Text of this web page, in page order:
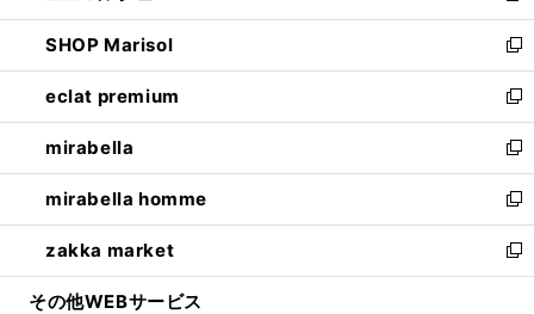
開
く
ウ
で
開
く
ン
ド
ウ
で
開
く
ウ
ィ
ン
ド
ウ
で
開
く
し
い
ウ
ィ
ン
ド
ウ
で
開
く
SHOP Marisol
新
し
い
ウ
ィ
ン
ド
ウ
で
開
eclat premium
新
し
い
ウ
ィ
ン
ド
ウ
mirabella
新
し
い
ウ
ィ
ン
mirabella homme
新
し
い
ウ
zakka market
新
し
その他WEBサービス